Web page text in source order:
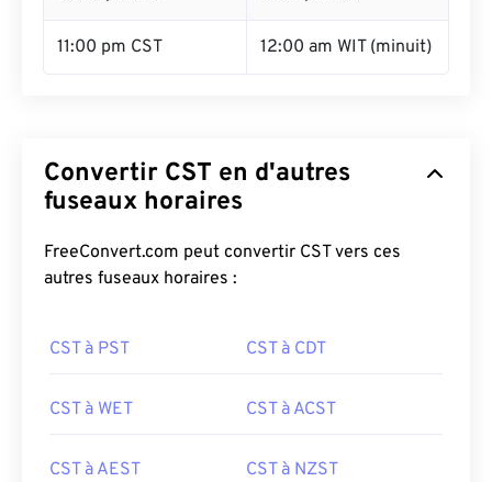
11:00 pm CST 12:00 am WIT (minuit)
Convertir CST en d'autres
fuseaux horaires
FreeConvert.com peut convertir CST vers ces
autres fuseaux horaires :
CST à PST CST à CDT
CST à WET CST à ACST
CST à AEST CST à NZST